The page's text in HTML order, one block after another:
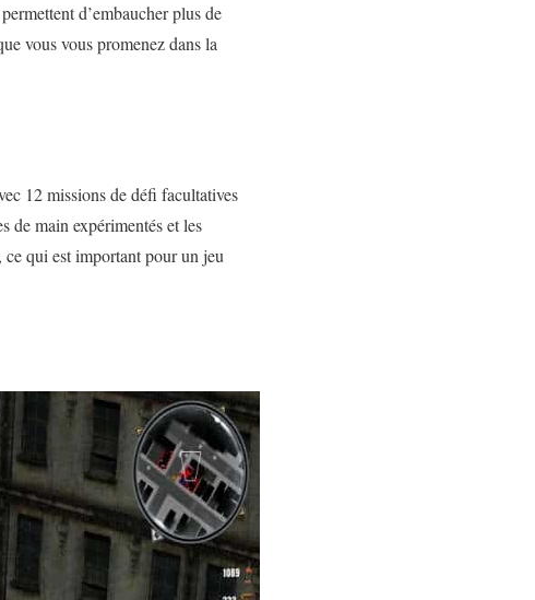
d’embaucher plus de
vous vous promenez dans la
12 missions de défi facultatives
de main expérimentés et les
ce qui est important pour un jeu